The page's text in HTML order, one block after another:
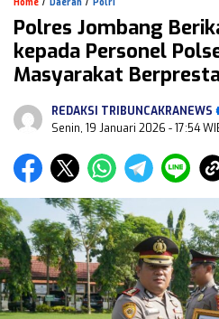
Home Daerah Polri
Polres Jombang
kepada Personel
Masyarakat
REDAKSI TRIBUNCAKRANEWS
Senin, 19 Januari 2026 - 17:54